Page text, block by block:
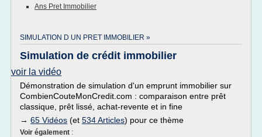
Ans Pret Immobilier
SIMULATION D UN PRET IMMOBILIER »
Simulation de crédit immobilier
voir la vidéo
Démonstration de simulation d'un emprunt immobilier sur
CombienCouteMonCredit.com : comparaison entre prêt
classique, prêt lissé, achat-revente et in fine
→ 65 Vidéos (et 534 Articles) pour ce thème
Voir également :